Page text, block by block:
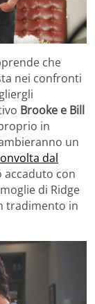
che
nei confronti
Brooke e Bill
in
un
dal
accaduto con
di Ridge
tradimento in